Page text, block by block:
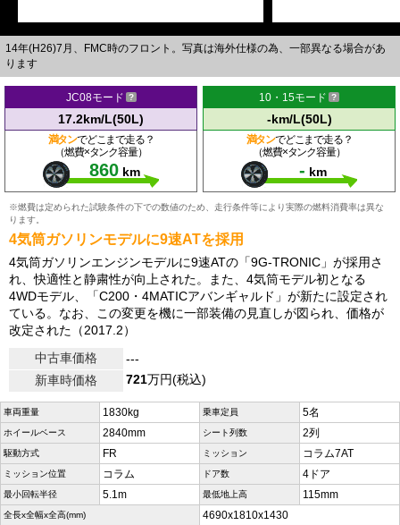
14年(H26)7月、FMC時のフロント。写真は海外仕様の為、一部異なる場合があ
ります
JC08モード
17.2km/L(50L)
満タンでどこまで走る？
（燃費×タンク容量）
860 km
10・15モード
-km/L(50L)
満タンでどこまで走る？
（燃費×タンク容量）
- km
※燃費は定められた試験条件の下での数値のため、走行条件等により実際の燃料消費率は異な
ります。
4気筒ガソリンモデルに9速ATを採用
4気筒ガソリンエンジンモデルに9速ATの「9G-TRONIC」が採用さ
れ、快適性と静粛性が向上された。また、4気筒モデル初となる
4WDモデル、「C200・4MATICアバンギャルド」が新たに設定され
ている。なお、この変更を機に一部装備の見直しが図られ、価格が
改定された（2017.2）
中古車価格
---
新車時価格
721万円(税込)
車両重量 1830kg 乗車定員 5名
ホイールベース 2840mm シート列数 2列
駆動方式 FR ミッション コラム7AT
ミッション位置 コラム ドア数 4ドア
最小回転半径 5.1m 最低地上高 115mm
全長x全幅x全高(mm) 4690x1810x1430